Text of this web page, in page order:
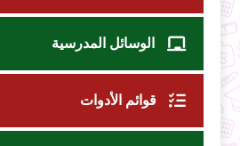
الوسائل المدرسية
قوائم الأدوات